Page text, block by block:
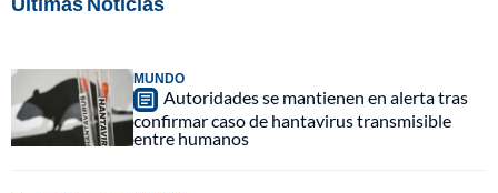
MUNDO
Autoridades se mantienen en alerta tras
confirmar caso de hantavirus transmisible
entre humanos